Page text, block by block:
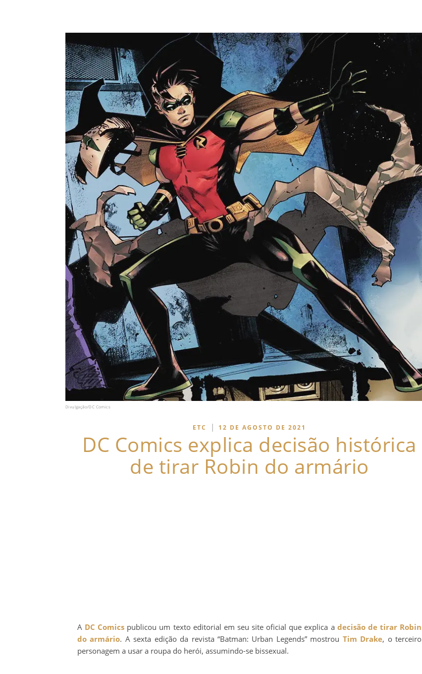
Divulgação/DC Comics
ETC | 12 DE AGOSTO DE 2021
DC Comics explica decisão histórica
de tirar Robin do armário
A DC Comics publicou um texto editorial em seu site oficial que explica a decisão de tirar Robin
do armário. A sexta edição da revista “Batman: Urban Legends” mostrou Tim Drake, o terceiro
personagem a usar a roupa do herói, assumindo-se bissexual.